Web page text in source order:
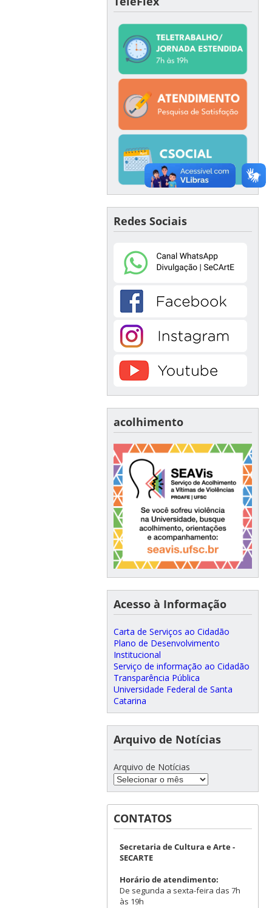
Redes Sociais
acolhimento
Acesso à Informação
Carta de Serviços ao Cidadão
Plano de Desenvolvimento
Institucional
Serviço de informação ao Cidadão
Transparência Pública
Universidade Federal de Santa
Catarina
Arquivo de Notícias
Arquivo de Notícias
CONTATOS
Secretaria de Cultura e Arte -
SECARTE
Horário de atendimento:
De segunda a sexta-feira das 7h
às 19h